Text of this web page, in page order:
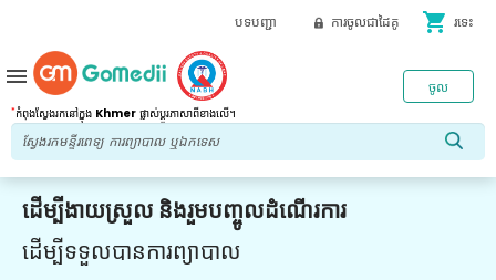
បទបញ្ជា ការចូលជាដៃគូ shopping_cart រទេះ
*កំពុងស្វែងរកនៅក្នុង Khmer ផ្លាស់ប្តូរភាសាពីខាងលើ។
ចូល
menu
ដើម្បីងាយស្រួល និងរួមបញ្ចូលដំណើរការ
ដើម្បីទទួលបានការព្យាបាល